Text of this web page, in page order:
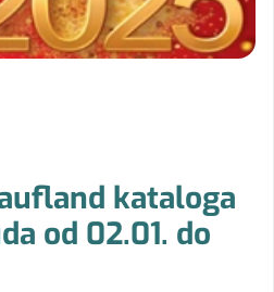
kataloga
od 02.01. do